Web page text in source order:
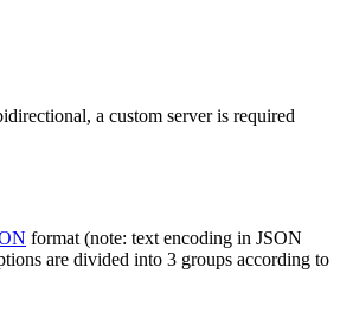
a custom server is required
format (note: text encoding in JSON
are divided into 3 groups according to